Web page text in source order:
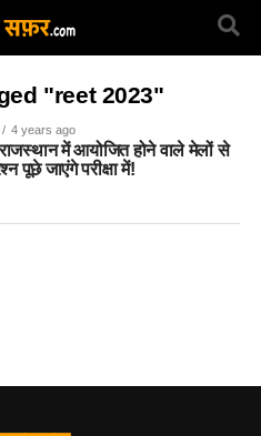
"reet 2023"
4 years ago
में आयोजित होने वाले मेलों से
पूछे जाएंगे परीक्षा में!